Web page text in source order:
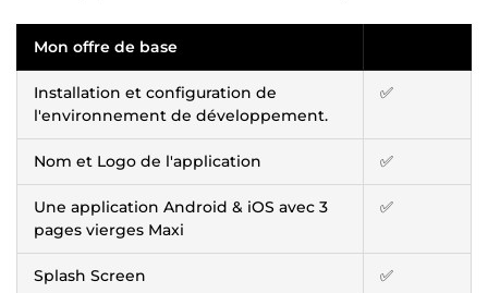
Mon offre de base
Installation et configuration de
l'environnement de développement.
✅
Nom et Logo de l'application ✅
Une application Android & iOS avec 3
pages vierges Maxi
✅
Splash Screen ✅